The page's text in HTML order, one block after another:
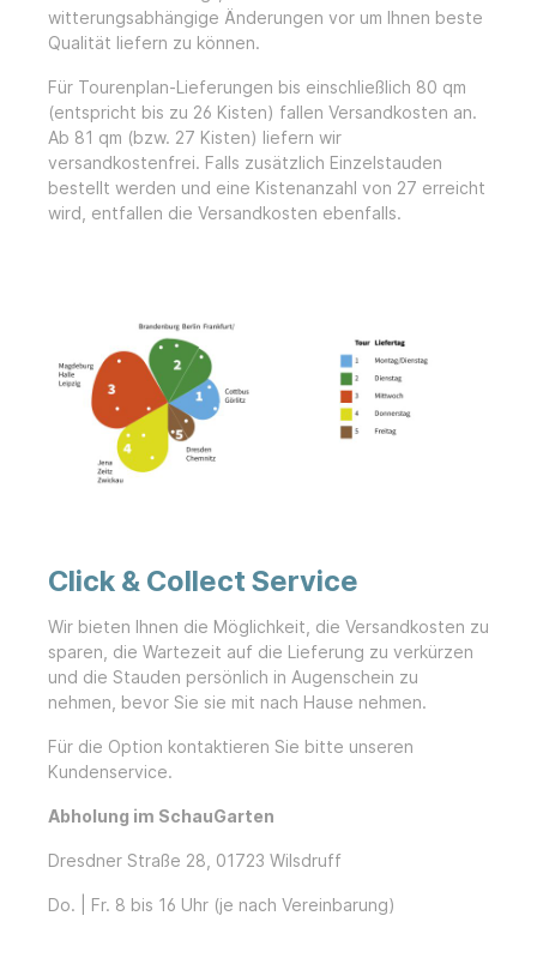
witterungsabhängige Änderungen vor um Ihnen beste
Qualität liefern zu können.
Für Tourenplan-Lieferungen bis einschließlich 80 qm
(entspricht bis zu 26 Kisten) fallen Versandkosten an.
Ab 81 qm (bzw. 27 Kisten) liefern wir
versandkostenfrei. Falls zusätzlich Einzelstauden
bestellt werden und eine Kistenanzahl von 27 erreicht
wird, entfallen die Versandkosten ebenfalls.
Click & Collect Service
Wir bieten Ihnen die Möglichkeit, die Versandkosten zu
sparen, die Wartezeit auf die Lieferung zu verkürzen
und die Stauden persönlich in Augenschein zu
nehmen, bevor Sie sie mit nach Hause nehmen.
Für die Option kontaktieren Sie bitte unseren
Kundenservice.
Abholung im SchauGarten
Dresdner Straße 28, 01723 Wilsdruff
Do. | Fr. 8 bis 16 Uhr (je nach Vereinbarung)